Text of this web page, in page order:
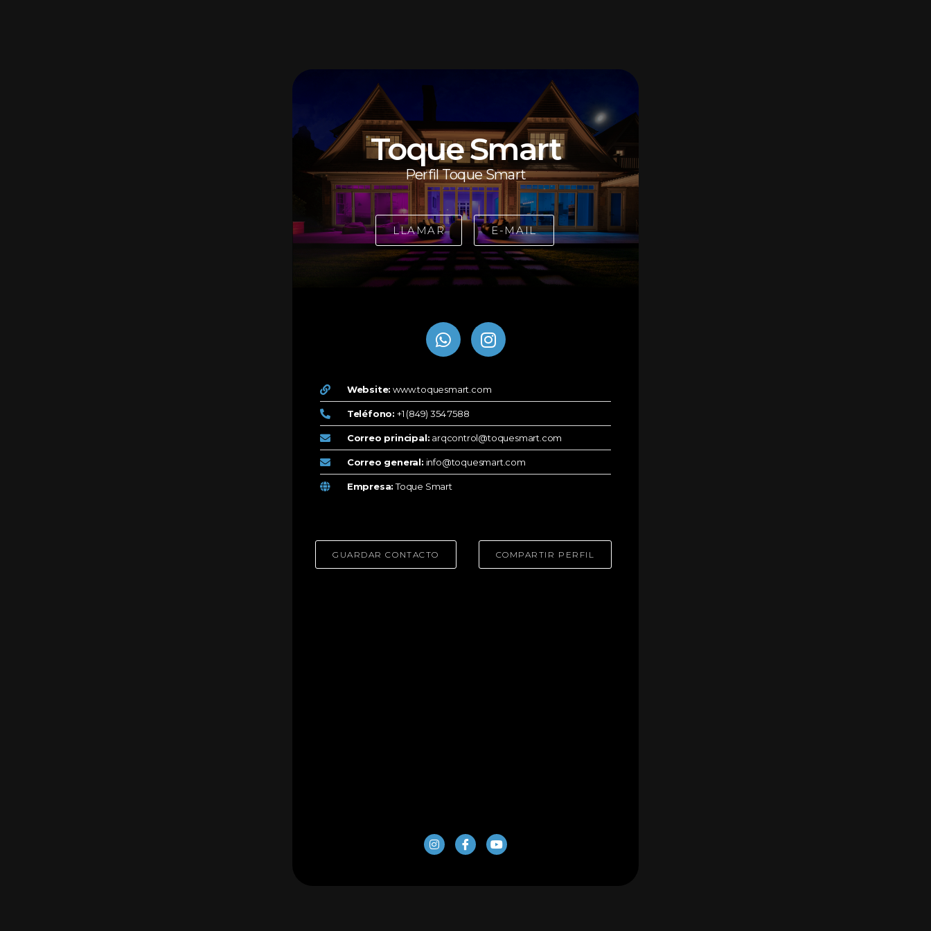
Toque Smart
Perfil Toque Smart
LLAMAR E-MAIL
Website: www.toquesmart.com
Teléfono: +1 (849) 354 7588
Correo principal: arqcontrol@toquesmart.com
Correo general: info@toquesmart.com
Empresa:Toque Smart
GUARDAR CONTACTO COMPARTIR PERFIL